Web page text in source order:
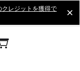
クレジットを獲得で